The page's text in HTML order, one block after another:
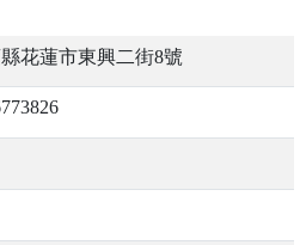
花蓮市東興二街8號